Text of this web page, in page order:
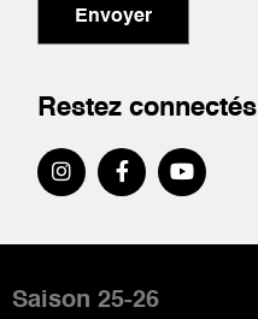
Envoyer
Restez connectés
de
Saison 25-26